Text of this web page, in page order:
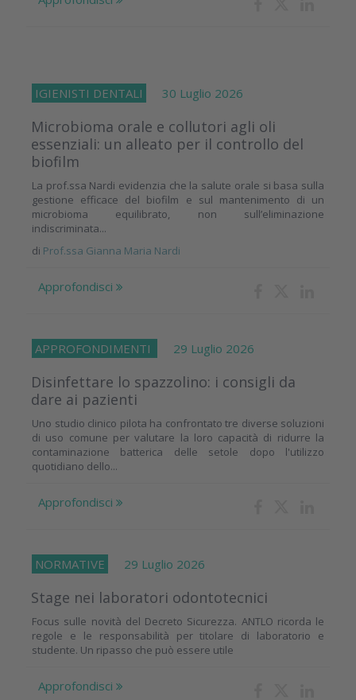
IGIENISTI DENTALI 30 Luglio 2026
Microbioma orale e collutori agli oli
essenziali: un alleato per il controllo del
biofilm
La prof.ssa Nardi evidenzia che la salute orale si basa sulla
gestione efficace del biofilm e sul mantenimento di un
microbioma equilibrato, non sull’eliminazione
indiscriminata...
di Prof.ssa Gianna Maria Nardi
Approfondisci
APPROFONDIMENTI 29 Luglio 2026
Disinfettare lo spazzolino: i consigli da
dare ai pazienti
Uno studio clinico pilota ha confrontato tre diverse soluzioni
di uso comune per valutare la loro capacità di ridurre la
contaminazione batterica delle setole dopo l'utilizzo
quotidiano dello...
Approfondisci
NORMATIVE 29 Luglio 2026
Stage nei laboratori odontotecnici
Focus sulle novità del Decreto Sicurezza. ANTLO ricorda le
regole e le responsabilità per titolare di laboratorio e
studente. Un ripasso che può essere utile
Approfondisci